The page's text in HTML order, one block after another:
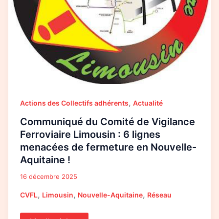
Actions des Collectifs adhérents,Actualité
Communiqué du Comité de Vigilance
Ferroviaire Limousin : 6 lignes
menacées de fermeture en Nouvelle-
Aquitaine !
16 décembre 2025
CVFL, Limousin, Nouvelle-Aquitaine, Réseau
Aquitaine
!